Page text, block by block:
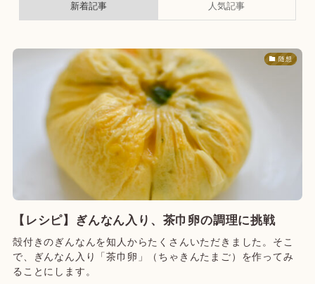
新着記事 人気記事
随想
【レシピ】ぎんなん入り、茶巾卵の調理に挑戦
殻付きのぎんなんを知人からたくさんいただきました。そこ
で、ぎんなん入り「茶巾卵」（ちゃきんたまご）を作ってみ
ることにします。